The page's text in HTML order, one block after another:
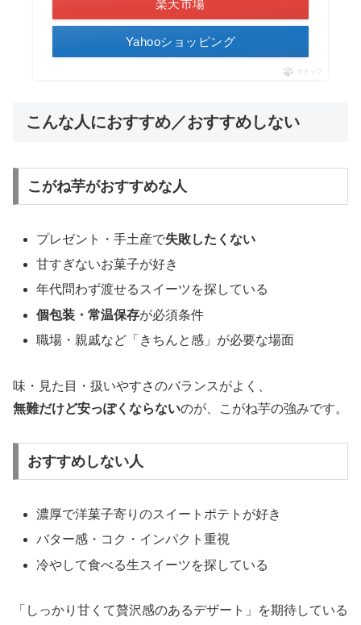
楽天市場
Yahooショッピング
ポチップ
こんな人におすすめ／おすすめしない
こがね芋がおすすめな人
プレゼント・手土産で失敗したくない
甘すぎないお菓子が好き
年代問わず渡せるスイーツを探している
個包装・常温保存が必須条件
職場・親戚など「きちんと感」が必要な場面
味・見た目・扱いやすさのバランスがよく、
無難だけど安っぽくならないのが、こがね芋の強みです。
おすすめしない人
濃厚で洋菓子寄りのスイートポテトが好き
バター感・コク・インパクト重視
冷やして食べる生スイーツを探している
「しっかり甘くて贅沢感のあるデザート」を期待している